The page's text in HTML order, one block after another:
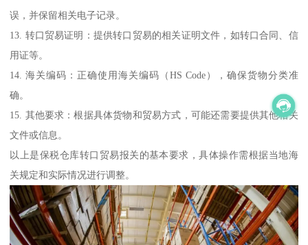
误，并保留相关电子记录。
13. 转口贸易证明：提供转口贸易的相关证明文件，如转口合同、信
用证等。
14. 海关编码：正确使用海关编码（HS Code），确保货物分类准
确。
15. 其他要求：根据具体货物和贸易方式，可能还需要提供其他相关
文件或信息。
以上是保税仓库转口贸易报关的基本要求，具体操作需根据当地海
关规定和实际情况进行调整。